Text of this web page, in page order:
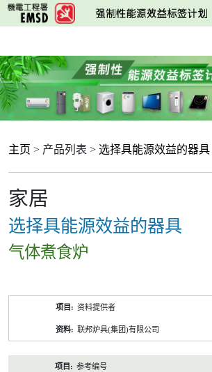
跳
至
要
内
容
主页 > 产品列表 > 选择具能源效益的器具
家居
选择具能源效益的器具
气体煮食炉
资料提供者
联邦炉具(集团)有限公司
参考编号